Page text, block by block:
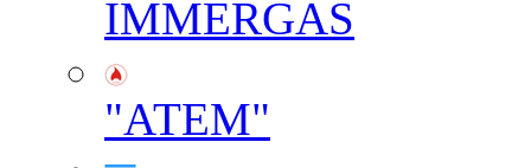
IMMERGAS
"АТЕМ"